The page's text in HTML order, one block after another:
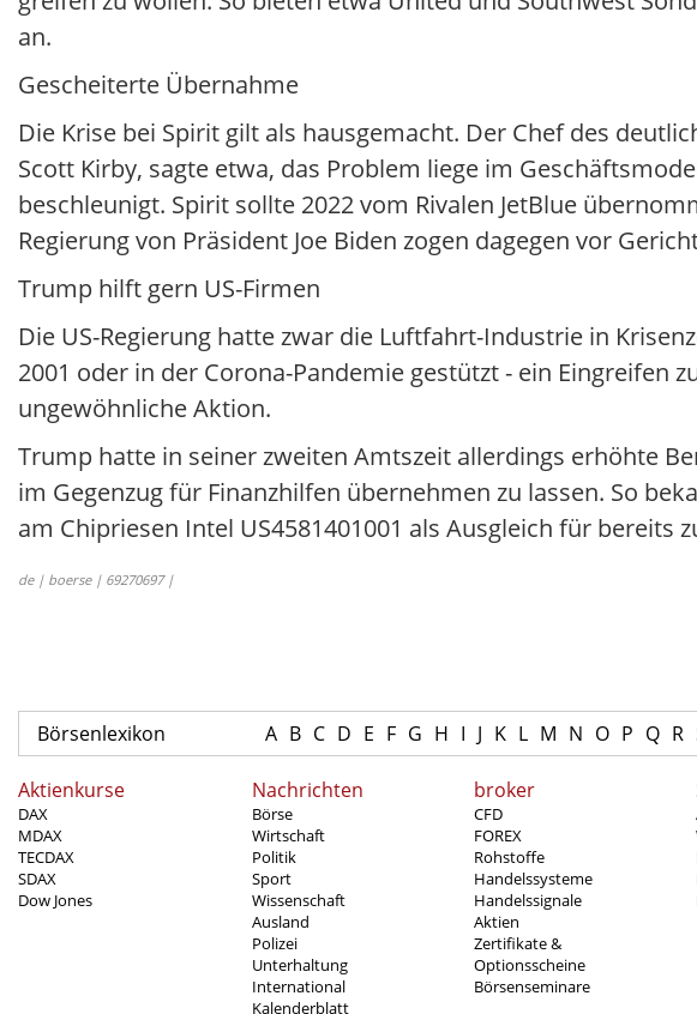
an.
Gescheiterte Übernahme
Die Krise bei Spirit gilt als hausgemacht. Der Chef des
Scott Kirby, sagte etwa, das Problem liege im
beschleunigt. Spirit sollte 2022 vom Rivalen JetBlue
Regierung von Präsident Joe Biden zogen dagegen vor
Trump hilft gern US-Firmen
Die US-Regierung hatte zwar die Luftfahrt-Industrie in
2001 oder in der Corona-Pandemie gestützt - ein Eingreifen
ungewöhnliche Aktion.
Trump hatte in seiner zweiten Amtszeit allerdings erhöhte
im Gegenzug für Finanzhilfen übernehmen zu lassen. So
am Chipriesen Intel US4581401001 als Ausgleich für
de | boerse | 69270697 |
Börsenlexikon A B C D E F G H I J K L M N O P Q R
Aktienkurse
DAX
MDAX
TECDAX
SDAX
Dow Jones
Nachrichten
Börse
Wirtschaft
Politik
Sport
Wissenschaft
Ausland
Polizei
Unterhaltung
International
Kalenderblatt
broker
CFD
FOREX
Rohstoffe
Handelssysteme
Handelssignale
Aktien
Zertifikate &
Optionsscheine
Börsenseminare